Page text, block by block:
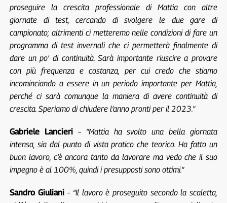
proseguire la crescita professionale di Mattia con altre
giornate di test, cercando di svolgere le due gare di
campionato; altrimenti ci metteremo nelle condizioni di fare un
programma di test invernali che ci permetterà finalmente di
dare un po’ di continuità. Sarà importante riuscire a provare
con più frequenza e costanza, per cui credo che stiamo
incominciando a essere in un periodo importante per Mattia,
perché ci sarà comunque la maniera di avere continuità di
crescita. Speriamo di chiudere l’anno pronti per il 2023.”
Gabriele Lancieri– “Mattia ha svolto una bella giornata
intensa, sia dal punto di vista pratico che teorico. Ha fatto un
buon lavoro, c’è ancora tanto da lavorare ma vedo che il suo
impegno è al 100%, quindi i presupposti sono ottimi.”
Sandro Giuliani– “Il lavoro è proseguito secondo la scaletta,